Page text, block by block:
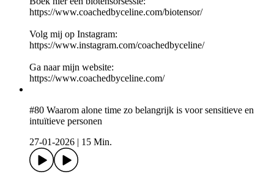
⁠⁠https://www.coachedbyceline.com/biotensor/⁠
Volg mij op Instagram:
⁠⁠https://www.instagram.com/coachedbyceline/
Ga naar mijn website:
⁠https://www.coachedbyceline.com/⁠
#80 Waarom alone time zo belangrijk is voor sensitieve en
intuïtieve personen
27-01-2026
15 Min.